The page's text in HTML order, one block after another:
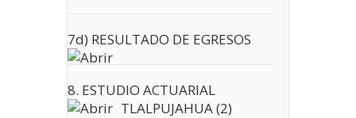
7d) RESULTADO DE EGRESOS
8. ESTUDIO ACTUARIAL
TLALPUJAHUA (2)